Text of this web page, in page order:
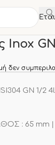
Inox
δεν
GN 1/2
: 65 mm |